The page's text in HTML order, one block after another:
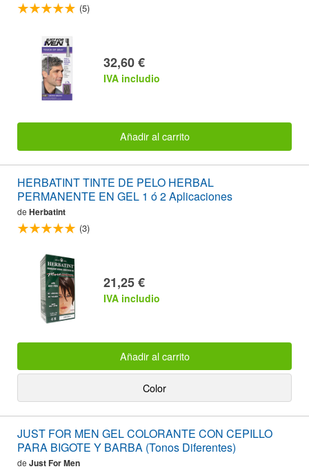
(5)
32,60 €
IVA includio
Añadir al carrito
HERBATINT TINTE DE PELO HERBAL
PERMANENTE EN GEL 1 ó 2 Aplicaciones
de Herbatint
(3)
21,25 €
IVA includio
Añadir al carrito
Color
JUST FOR MEN GEL COLORANTE CON CEPILLO
PARA BIGOTE Y BARBA (Tonos Diferentes)
de Just For Men